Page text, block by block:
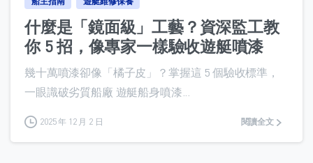
什麼是「鏡面級」工藝？資深監工教
你 5 招，像專家一樣驗收遊艇噴漆
幾十萬噴漆卻像「橘子皮」？掌握這 5 個驗收標準，
一眼識破劣質船廠 遊艇船身噴漆...
2025 年 12 月 2 日 閱讀全文